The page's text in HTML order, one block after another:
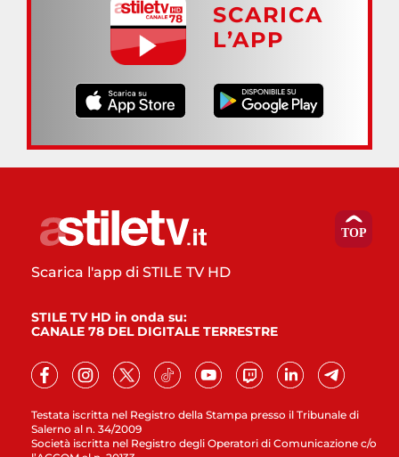
SCARICA
L’APP
Testata iscritta nel Registro della Stampa presso il Tribunale di
Salerno al n. 34/2009
Società iscritta nel Registro degli Operatori di Comunicazione c/o
Scarica l'app di STILE TV HD
STILE TV HD in onda su:
CANALE 78 DEL DIGITALE TERRESTRE